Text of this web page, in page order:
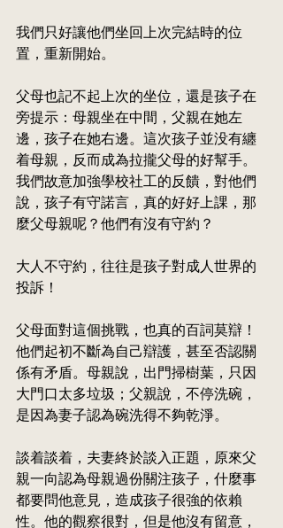
我們只好讓他們坐回上次完結時的位
置，重新開始。
父母也記不起上次的坐位，還是孩子在
旁提示：母親坐在中間，父親在她左
邊，孩子在她右邊。這次孩子並没有纏
着母親，反而成為拉攏父母的好幫手。
我們故意加強學校社工的反饋，對他們
說，孩子有守諾言，真的好好上課，那
麼父母親呢？他們有沒有守約？
大人不守約，往往是孩子對成人世界的
投訴 ！
父母面對這個挑戰，也真的百詞莫辯！
他們起初不斷為自己辯護，甚至否認關
係有矛盾。母親說，出門掃樹葉，只因
大門口太多垃圾；父親說，不停洗碗，
是因為妻子認為碗洗得不夠乾淨。
談着談着，夫妻終於談入正題，原來父
親一向認為母親過份關注孩子，什麼事
都要問他意見， 造成孩子很強的依賴
性。他的觀察很對，但是他沒有留意，